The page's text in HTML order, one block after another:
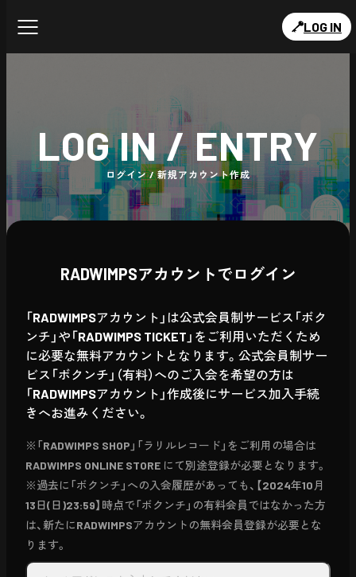
LOG IN
LOG IN / ENTRY
ログイン / 新規アカウント作成
RADWIMPSアカウントでログイン
「RADWIMPSアカウント」は公式会員制サービス「ボク
ンチ」や「RADWIMPS TICKET」をご利用いただくため
に必要な無料アカウントとなります。公式会員制サー
ビス「ボクンチ」（有料）へのご入会を希望の方は
「RADWIMPSアカウント」作成後にサービス加入手続
きへお進みください。
※「RADWIMPS SHOP」「ラリルレコード」をご利用の場合は
RADWIMPS ONLINE STORE にて別途登録が必要となります。
※過去に「ボクンチ」への入会履歴があっても、【2024年10月
13日(日)23:59】時点で「ボクンチ」の有料会員ではなかった方
は、新たにRADWIMPSアカウントの無料会員登録が必要とな
ります。